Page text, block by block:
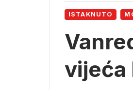
ISTAKNUTO
vijeća